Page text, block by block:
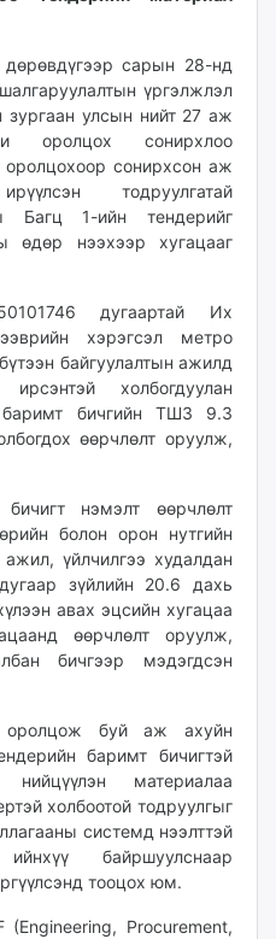
сарын 28-нд
үргэлжлэл
зургаан улсын нийт 27 аж
оролцох сонирхлоо
сонирхсон аж
тодруулгатай
Багц 1-ийн тендерийг
өдөр нээхээр хугацааг
дугаартай Их
хэрэгсэл метро
байгуулалтын ажилд
холбогдуулан
баримт бичгийн ТШЗ 9.3
өөрчлөлт оруулж,
нэмэлт өөрчлөлт
болон орон нутгийн
үйлчилгээ худалдан
зүйлийн 20.6 дахь
авах эцсийн хугацаа
өөрчлөлт оруулж,
бичгээр мэдэгдсэн
оролцож буй аж ахуйн
баримт бичигтэй
материалаа
холбоотой тодруулгыг
системд нээлттэй
байршуулснаар
тооцох юм.
(Engineering, Procurement,